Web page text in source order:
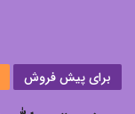
5
تعاونی
برای پیش فروش